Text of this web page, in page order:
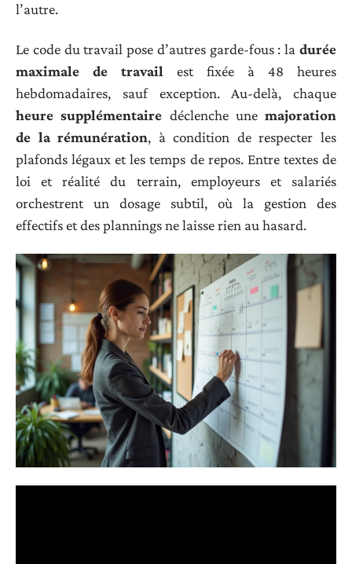
l’autre.
Le code du travail pose d’autres garde-fous : la durée
maximale de travail est fixée à 48 heures
hebdomadaires, sauf exception. Au-delà, chaque
heure supplémentaire déclenche une majoration
de la rémunération, à condition de respecter les
plafonds légaux et les temps de repos. Entre textes de
loi et réalité du terrain, employeurs et salariés
orchestrent un dosage subtil, où la gestion des
effectifs et des plannings ne laisse rien au hasard.